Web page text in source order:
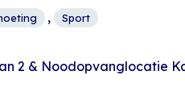
, Sport
2 & Noodopvanglocatie